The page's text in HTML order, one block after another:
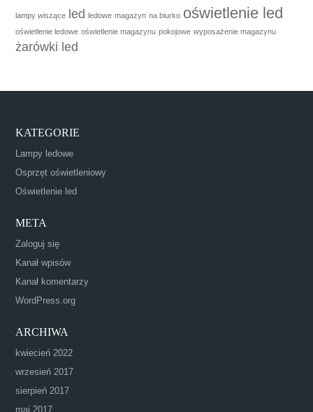
lampy wiszące led ledowe magazyn na biurko oświetlenie led
oświetlenie ledowe oświetlenie magazynu pokojowe wyposażenie magazynu
żarówki led
KATEGORIE
Lampy ledowe
Osprzęt oświetleniowy
Oświetlenie led
META
Zaloguj się
Kanał wpisów
Kanał komentarzy
WordPress.org
ARCHIWA
kwiecień 2022
wrzesień 2017
sierpień 2017
maj 2017